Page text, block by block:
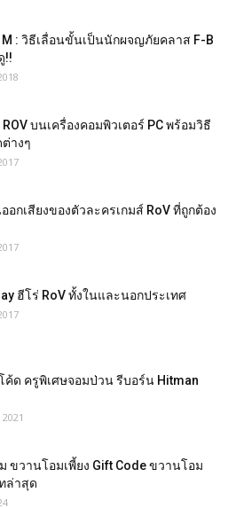
M : วิธีเลื่อนขั้นเป็นนักผจญภัยคลาส F-B
!!
บนเครื่องคอมพิวเตอร์ PC พร้อมวิธี
างๆ
อกเสียงของตัวละครเกมส์ RoV ที่ถูกต้อง
ฮีโร่ RoV ทั้งในและนอกประเทศ
ค้ด ครูพิเศษจอมป่วน รีบอร์น Hitman
ขวานโอมเพี้ยง Gift Code ขวานโอม
ล่าสุด